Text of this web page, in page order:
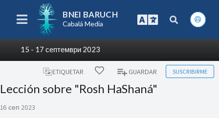
BNEI BARUCH
Cabalá Media
15 - 17 септември 2023
ETIQUETAR GUARDAR SUSCRIBIRME
Lección sobre "Rosh HaShaná"
16 сеп 2023